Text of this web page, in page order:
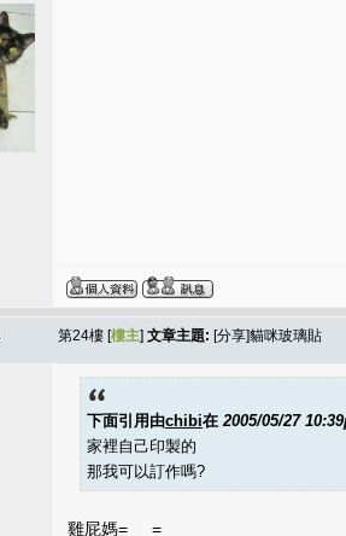
第24樓 [樓主] 文章主題: [分享]貓咪玻璃貼
下面引用由chibi在 2005/05/27
家裡自己印製的
那我可以訂作嗎?
雞屁媽= =